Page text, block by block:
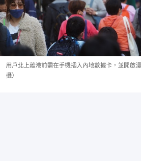
用戶北上離港前需在手機插入內地數據卡，並開啟
攝）